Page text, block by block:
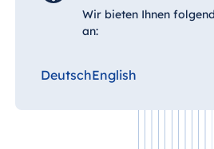
Wir bieten Ihnen
an:
DeutschEnglish